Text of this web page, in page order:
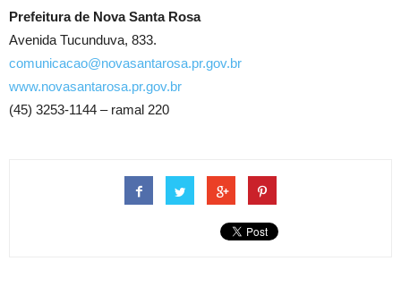
Prefeitura de Nova Santa Rosa
Avenida Tucunduva, 833.
comunicacao@novasantarosa.pr.gov.br
www.novasantarosa.pr.gov.br
(45) 3253-1144 – ramal 220